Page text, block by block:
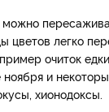
цветов легко
очиток
и
хионодоксы.